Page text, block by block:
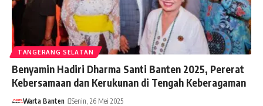
TANGERANG SELATAN
Benyamin Hadiri Dharma Santi Banten 2025, Pererat
Kebersamaan dan Kerukunan di Tengah Keberagaman
Warta Banten Senin, 26 Mei 2025